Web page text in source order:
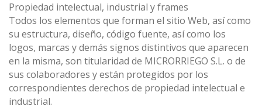
Propiedad intelectual, industrial y frames
Todos los elementos que forman el sitio Web, así como
su estructura, diseño, código fuente, así como los
logos, marcas y demás signos distintivos que aparecen
en la misma, son titularidad de MICRORRIEGO S.L. o de
sus colaboradores y están protegidos por los
correspondientes derechos de propiedad intelectual e
industrial.